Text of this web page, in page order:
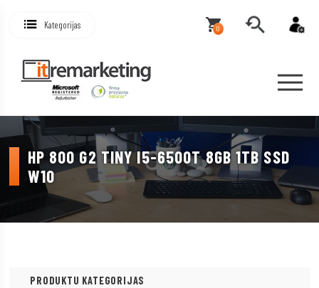
Kategorijas 0
HP 800 G2 TINY I5-6500T 8GB 1TB SSD
W10
PRODUKTU KATEGORIJAS